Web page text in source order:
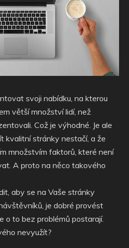
svoji nabídku, na kterou
větší množství lidí, než
Což je výhodné. Je ale
kvalitní stránky nestačí, a že
množstvím faktorů, které není
A proto na něco takového
aby se na Vaše stránky
je dobré provést
o to bez problémů postarají.
nevyužít?